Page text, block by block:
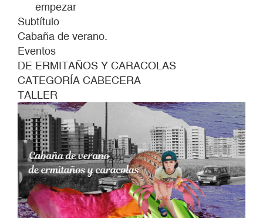
empezar
Subtítulo
Cabaña de verano.
Eventos
DE ERMITAÑOS Y CARACOLAS
CATEGORÍA CABECERA
TALLER